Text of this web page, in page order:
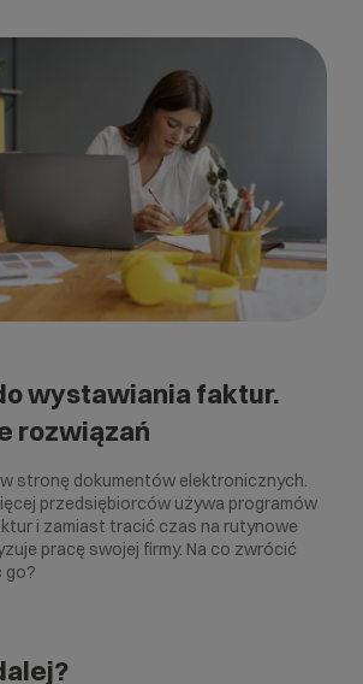
wystawiania faktur.
rozwiązań
stronę dokumentów elektronicznych.
przedsiębiorców używa programów
i zamiast tracić czas na rutynowe
pracę swojej firmy. Na co zwrócić
go?